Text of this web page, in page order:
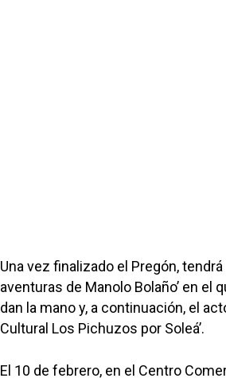
Una vez finalizado el Pregón,
aventuras de Manolo Bolaño’ en el
dan la mano y, a continuación, el
Cultural Los Pichuzos por Soleá’.
El 10 de febrero, en el Centro